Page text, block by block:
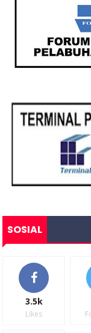
SOSIAL
3.5k
Likes